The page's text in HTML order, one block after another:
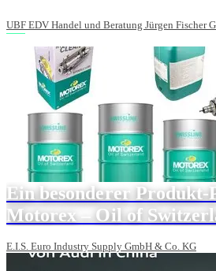
UBF EDV Handel und Beratung Jürgen Fischer
Ein besonderer Produkt-
Motorex – Oil of
E.I.S. Euro Industry Supply GmbH & Co. KG